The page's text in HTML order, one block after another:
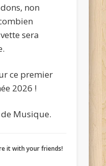
non
sera
ce premier
2026 !
de Musique.
it with your friends!